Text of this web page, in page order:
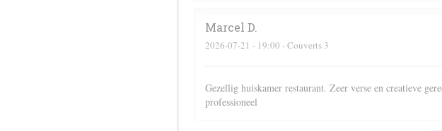
Marcel D
2026-07-21 - 19:00 - Couverts 3
Gezellig huiskamer restaurant. Zeer verse en creatieve
professioneel